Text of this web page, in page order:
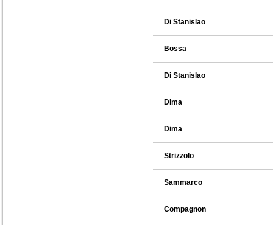
Di Stanislao
Bossa
Di Stanislao
Dima
Dima
Strizzolo
Sammarco
Compagnon